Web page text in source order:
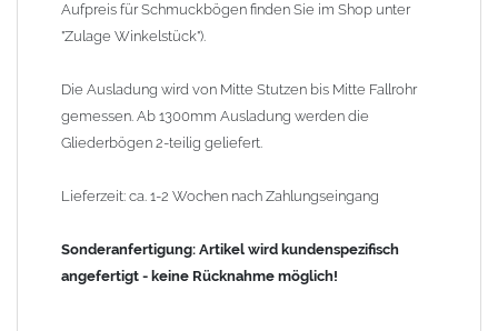
Aufpreis für Schmuckbögen finden Sie im Shop unter
"Zulage Winkelstück").
Die Ausladung wird von Mitte Stutzen bis Mitte Fallrohr
gemessen. Ab 1300mm Ausladung werden die
Gliederbögen 2-teilig geliefert.
Lieferzeit: ca. 1-2 Wochen nach Zahlungseingang
Sonderanfertigung: Artikel wird kundenspezifisch
angefertigt - keine Rücknahme möglich!